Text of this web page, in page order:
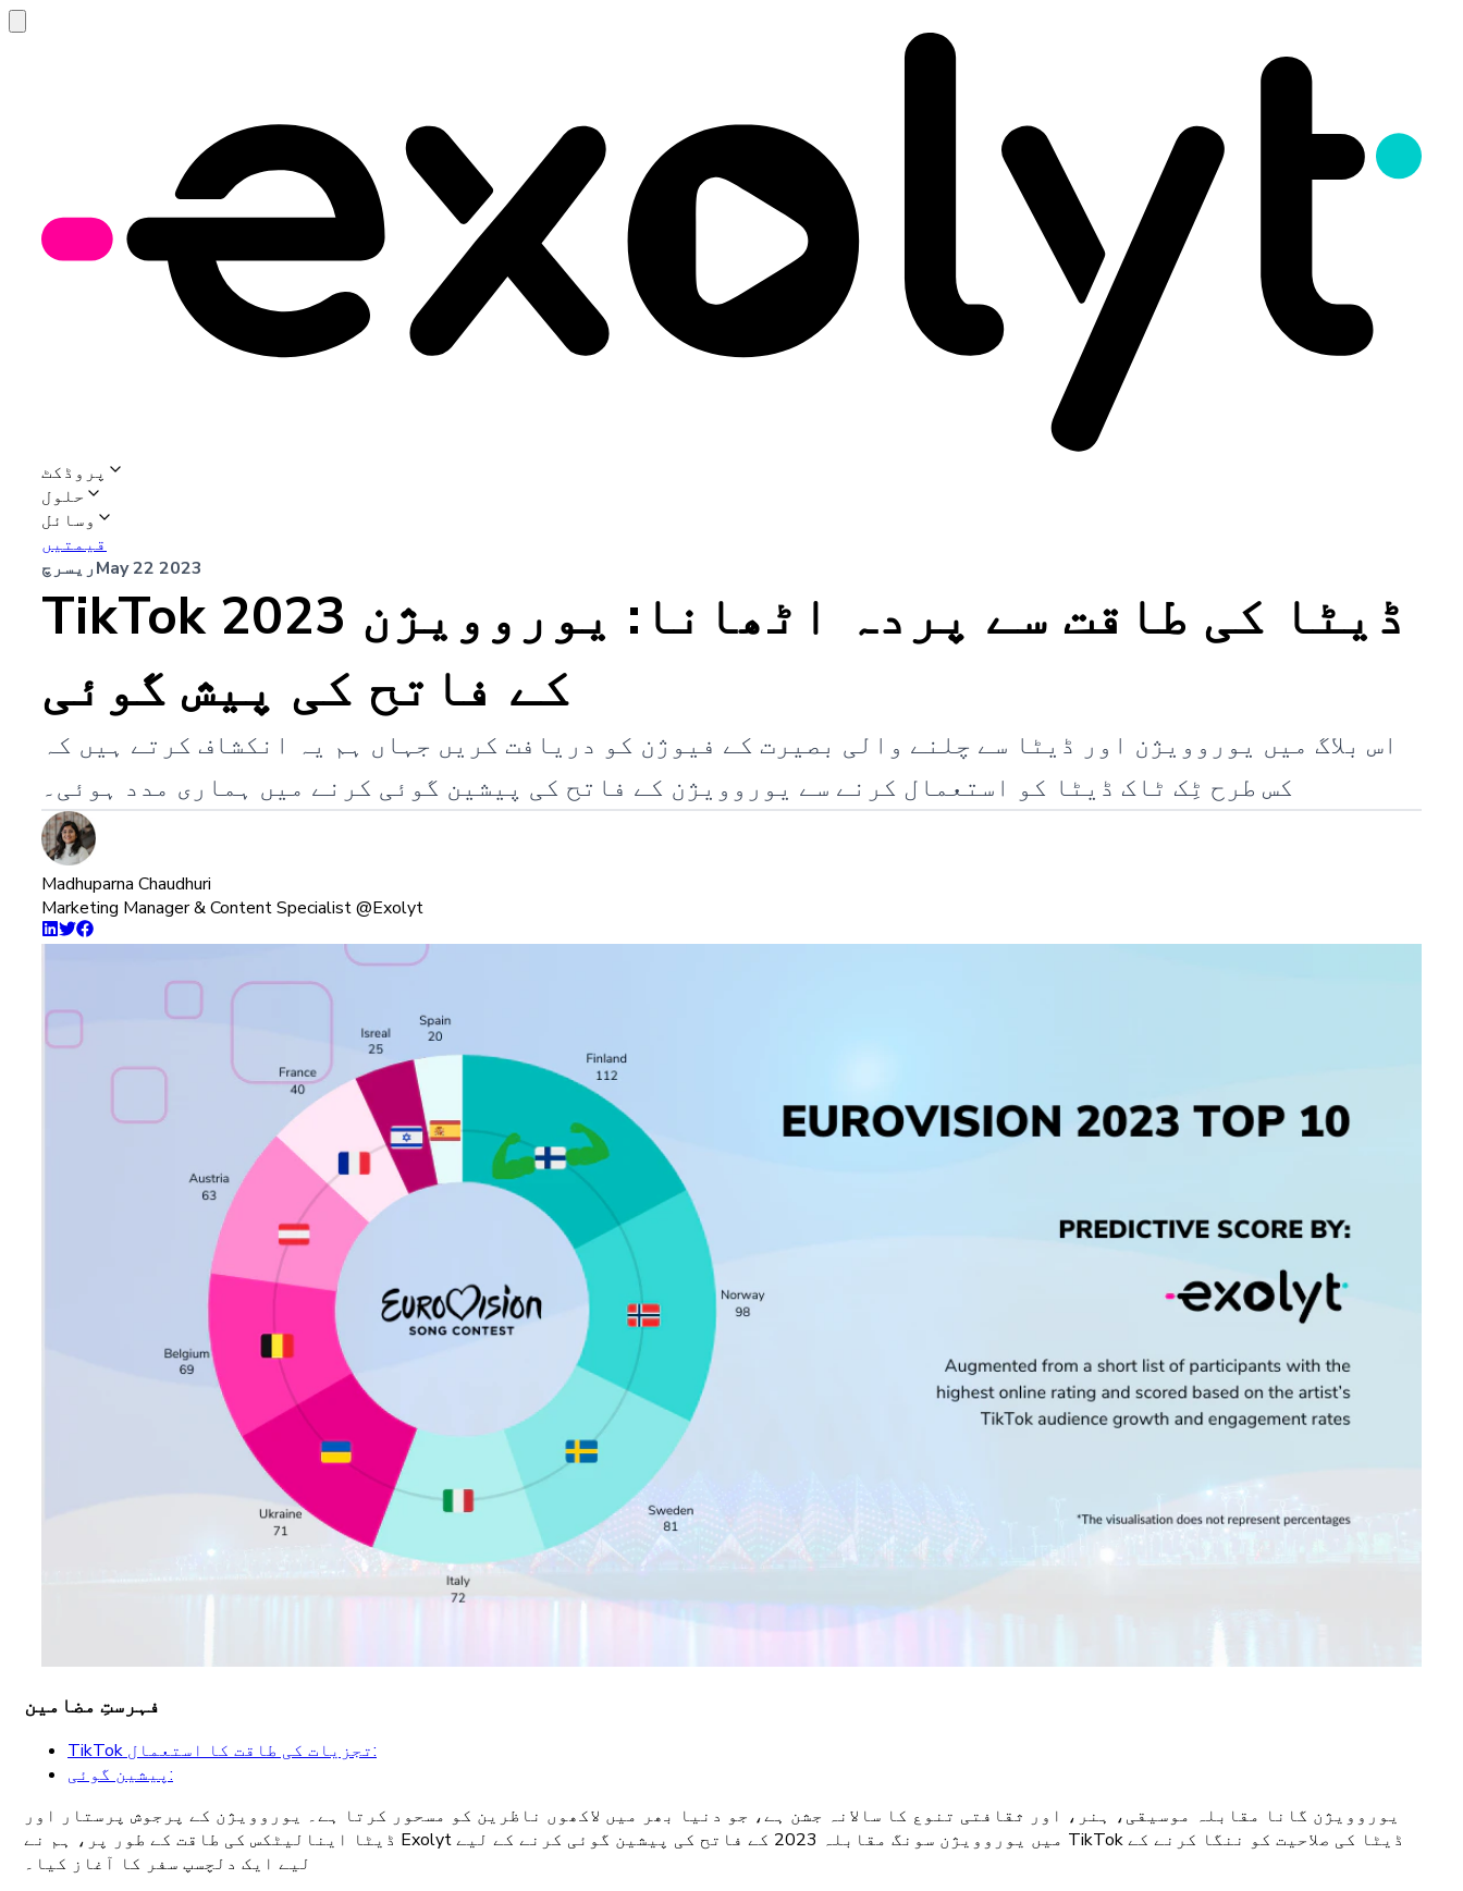
پروڈکٹ
حلول
وسائل
قیمتیں
ریسرچMay 22 2023
TikTok ڈیٹا کی طاقت سے پردہ اٹھانا: یوروویژن 2023
کے فاتح کی پیش گوئی
اس بلاگ میں یوروویژن اور ڈیٹا سے چلنے والی بصیرت کے فیوژن کو دریافت کریں جہاں ہم یہ انکشاف کرتے ہیں کہ
کس طرح ٹِک ٹاک ڈیٹا کو استعمال کرنے سے یوروویژن کے فاتح کی پیشین گوئی کرنے میں ہماری مدد ہوئی۔
Madhuparna Chaudhuri
Marketing Manager & Content Specialist @Exolyt
فہرستِ مضامین
TikTok تجزیات کی طاقت کا استعمال:
پیشین گوئی:
یوروویژن گانا مقابلہ موسیقی، ہنر، اور ثقافتی تنوع کا سالانہ جشن ہے، جو دنیا بھر میں لاکھوں ناظرین کو مسحور کرتا ہے۔ یوروویژن کے پرجوش پرستار اور
ڈیٹا اینالیٹکس کی طاقت کے طور پر، ہم نے Exolyt میں یوروویژن سونگ مقابلہ 2023 کے فاتح کی پیشین گوئی کرنے کے لیے TikTok ڈیٹا کی صلاحیت کو ننگا کرنے کے
لیے ایک دلچسپ سفر کا آغاز کیا۔